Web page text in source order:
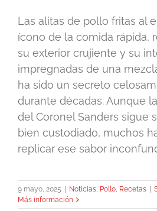
Las alitas de pollo fritas al
ícono de la comida rápida,
su exterior crujiente y su
impregnadas de una
ha sido un secreto
durante décadas. Aunque
del Coronel Sanders sigue
bien custodiado, muchos
replicar ese sabor
9 mayo, 2025 Noticias, Pollo, Recetas
Más información